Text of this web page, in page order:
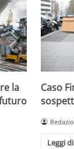
la
Caso
Leggi